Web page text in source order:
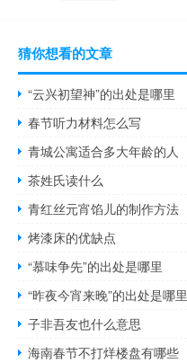
猜你想看的文章
“云兴初望神”的出处是哪里
春节听力材料怎么写
青城公寓适合多大年龄的人
茶姓氏读什么
青红丝元宵馅儿的制作方法
烤漆床的优缺点
“慕味争先”的出处是哪里
“昨夜今宵来晚”的出处是哪里
子非吾友也什么意思
海南春节不打烊楼盘有哪些